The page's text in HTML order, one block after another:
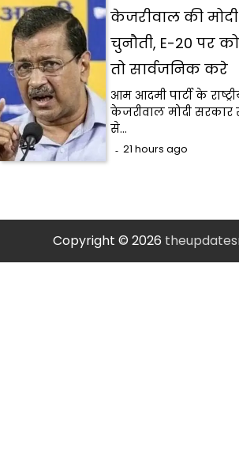
केजरीवाल की
चुनौती, E-20 पर
तो सार्वजनिक करे
आम आदमी पार्टी के
केजरीवाल मोदी
से…
21 hours ago
Copyright © 2026